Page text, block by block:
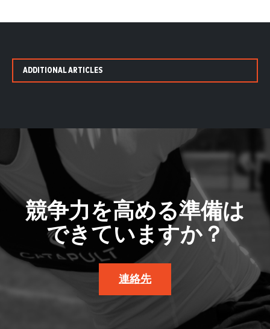
ADDITIONAL ARTICLES
競争力を高める準備は
できていますか？
連絡先